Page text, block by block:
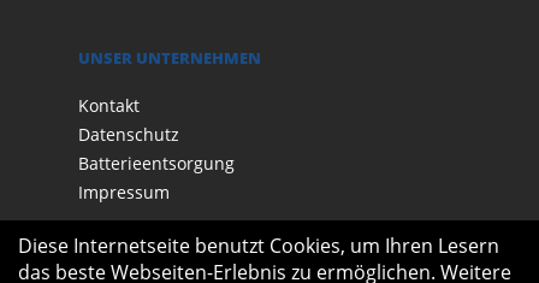
UNSER UNTERNEHMEN
Kontakt
Datenschutz
Batterieentsorgung
Impressum
Diese Internetseite benutzt Cookies, um Ihren Lesern
das beste Webseiten-Erlebnis zu ermöglichen. Weitere